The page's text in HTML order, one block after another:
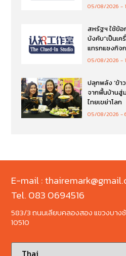
05/08/2026
สหรัฐฯ ใช้ข้อ
บังคับ”เป็นเ
แทรกแซงกิจ
05/08/2026
ปลุกพลัง ‘ข้า
จากพื้นบ้านสู่
ไทยเขย่าโลก
05/08/2026
E-mail :
Tel. 083 0694516
583/3 ถนนเลียบคลองสอง แขวงบาง
10510